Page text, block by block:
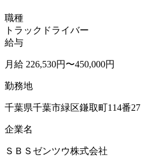
職種
トラックドライバー
給与
月給 226,530円〜450,000円
勤務地
千葉県千葉市緑区鎌取町114番27
企業名
ＳＢＳゼンツウ株式会社